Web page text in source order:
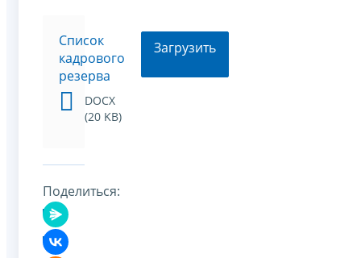
Список
кадрового
резерва
DOCX
(20 KB)
Загрузить
Поделиться: